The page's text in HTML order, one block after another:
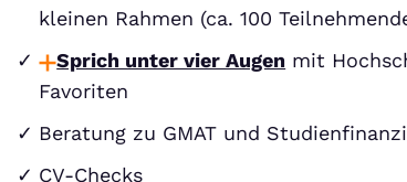
kleinen Rahmen (ca. 100
Sprich unter vier Augen mit
Favoriten
Beratung zu GMAT und
CV-Checks